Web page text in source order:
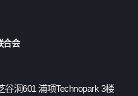
合会
洞601 浦项Technopark 3楼